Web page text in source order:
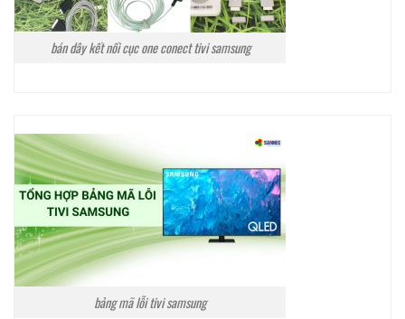
bán dây kết nối cục one conect tivi samsung
bảng mã lỗi tivi samsung